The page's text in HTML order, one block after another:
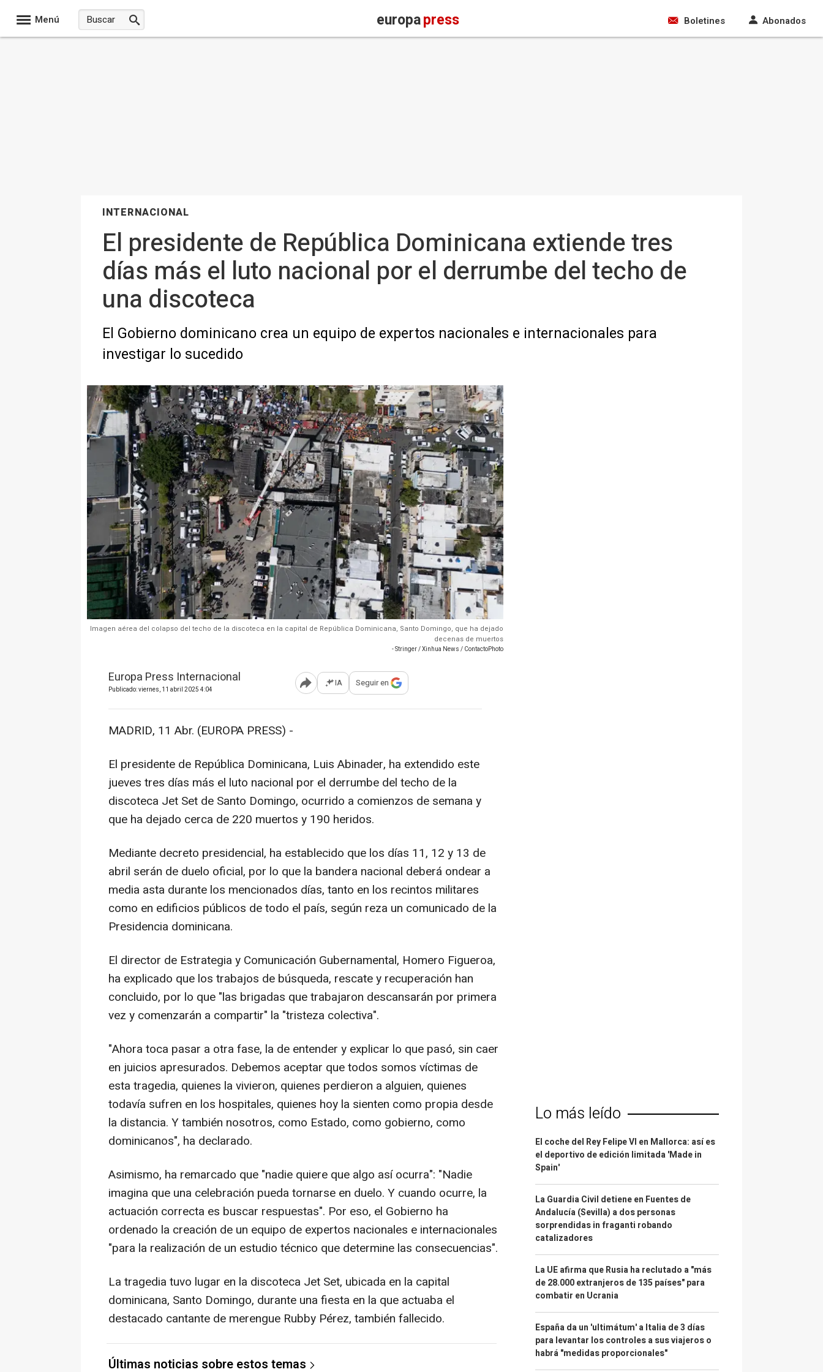
Menú europapress Boletines Abonados
INTERNACIONAL
El presidente de República Dominicana extiende tres
días más el luto nacional por el derrumbe del techo de
una discoteca
El Gobierno dominicano crea un equipo de expertos nacionales e internacionales para
investigar lo sucedido
Imagen aérea del colapso del techo de la discoteca en la capital de República Dominicana, Santo Domingo, que ha dejado
decenas de muertos
- Stringer / Xinhua News / ContactoPhoto
Europa Press Internacional
Publicado: viernes, 11 abril 2025 4:04 Abrir opciones para compartir
IA Seguir en
MADRID, 11 Abr. (EUROPA PRESS) -
El presidente de República Dominicana, Luis Abinader, ha extendido este
jueves tres días más el luto nacional por el derrumbe del techo de la
discoteca Jet Set de Santo Domingo, ocurrido a comienzos de semana y
que ha dejado cerca de 220 muertos y 190 heridos.
Mediante decreto presidencial, ha establecido que los días 11, 12 y 13 de
abril serán de duelo oficial, por lo que la bandera nacional deberá ondear a
media asta durante los mencionados días, tanto en los recintos militares
como en edificios públicos de todo el país, según reza un comunicado de la
Presidencia dominicana.
El director de Estrategia y Comunicación Gubernamental, Homero Figueroa,
ha explicado que los trabajos de búsqueda, rescate y recuperación han
concluido, por lo que "las brigadas que trabajaron descansarán por primera
vez y comenzarán a compartir" la "tristeza colectiva".
"Ahora toca pasar a otra fase, la de entender y explicar lo que pasó, sin caer
en juicios apresurados. Debemos aceptar que todos somos víctimas de
esta tragedia, quienes la vivieron, quienes perdieron a alguien, quienes
todavía sufren en los hospitales, quienes hoy la sienten como propia desde
la distancia. Y también nosotros, como Estado, como gobierno, como
dominicanos", ha declarado.
Asimismo, ha remarcado que "nadie quiere que algo así ocurra": "Nadie
imagina que una celebración pueda tornarse en duelo. Y cuando ocurre, la
actuación correcta es buscar respuestas". Por eso, el Gobierno ha
ordenado la creación de un equipo de expertos nacionales e internacionales
"para la realización de un estudio técnico que determine las consecuencias".
La tragedia tuvo lugar en la discoteca Jet Set, ubicada en la capital
dominicana, Santo Domingo, durante una fiesta en la que actuaba el
destacado cantante de merengue Rubby Pérez, también fallecido.
Últimas noticias sobre estos temas
Lo más leído
El coche del Rey Felipe VI en Mallorca: así es
el deportivo de edición limitada 'Made in
Spain'
La Guardia Civil detiene en Fuentes de
Andalucía (Sevilla) a dos personas
sorprendidas in fraganti robando
catalizadores
La UE afirma que Rusia ha reclutado a "más
de 28.000 extranjeros de 135 países" para
combatir en Ucrania
España da un 'ultimátum' a Italia de 3 días
para levantar los controles a sus viajeros o
habrá "medidas proporcionales"